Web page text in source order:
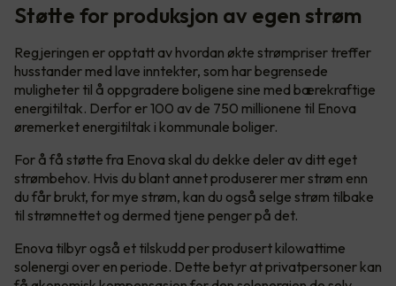
Støtte for produksjon av egen strøm
Regjeringen er opptatt av hvordan økte strømpriser treffer
husstander med lave inntekter, som har begrensede
muligheter til å oppgradere boligene sine med bærekraftige
energitiltak. Derfor er 100 av de 750 millionene til Enova
øremerket energitiltak i kommunale boliger.
For å få støtte fra Enova skal du dekke deler av ditt eget
strømbehov. Hvis du blant annet produserer mer strøm enn
du får brukt, for mye strøm, kan du også selge strøm tilbake
til strømnettet og dermed tjene penger på det.
Enova tilbyr også et tilskudd per produsert kilowattime
solenergi over en periode. Dette betyr at privatpersoner kan